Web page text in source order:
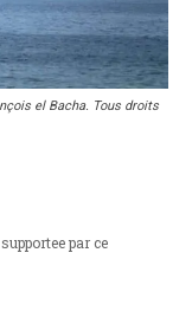
el Bacha. Tous droits
par ce